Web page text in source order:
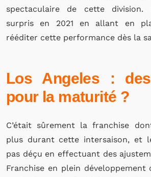
spectaculaire de cette division.
surpris en 2021 en allant en
rééditer cette performance dès la
Los Angeles :
pour la maturité ?
C’était sûrement la franchise
plus durant cette intersaison, et
pas déçu en effectuant des
Franchise en plein développement